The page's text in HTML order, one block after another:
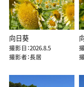
向日葵
撮影日：2026.8.5
撮影者：長居